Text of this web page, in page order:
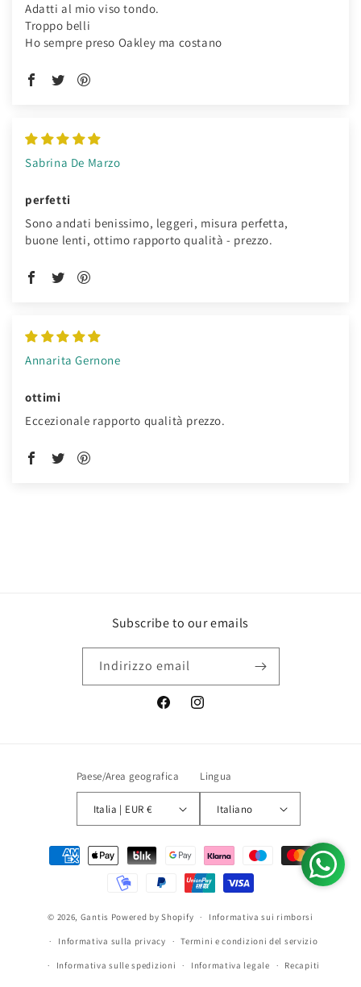
Adatti al mio viso tondo.
Troppo belli
Ho sempre preso Oakley ma costano
Sabrina De Marzo
perfetti
Sono andati benissimo, leggeri, misura perfetta,
buone lenti, ottimo rapporto qualità - prezzo.
Annarita Gernone
ottimi
Eccezionale rapporto qualità prezzo.
Subscribe to our emails
Indirizzo email
FacebookInstagram
Paese/Area geografica
Italia | EUR €
Lingua
Italiano
Metodi
© 2026, Gantis Powered by Shopify Informativa sui rimborsi
Informativa sulla privacy Termini e condizioni del servizio
Informativa sulle spedizioni Informativa legale Recapiti